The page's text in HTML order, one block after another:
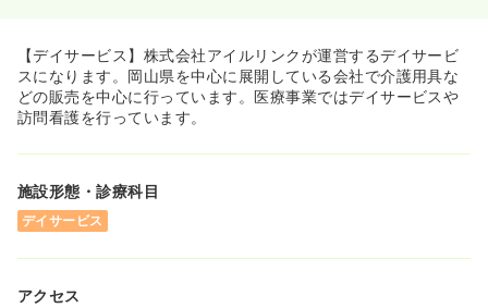
【デイサービス】株式会社アイルリンクが運営するデイサービ
スになります。岡山県を中心に展開している会社で介護用具な
どの販売を中心に行っています。医療事業ではデイサービスや
訪問看護を行っています。
施設形態・診療科目
デイサービス
アクセス